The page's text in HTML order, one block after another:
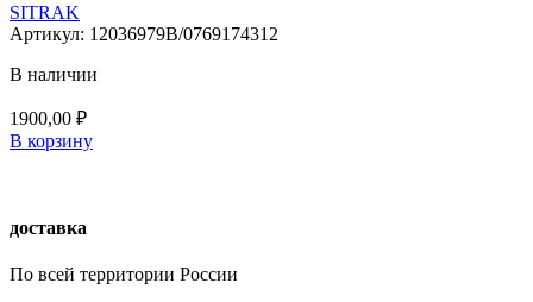
SITRAK
Артикул: 12036979B/0769174312
В наличии
1900,00 ₽
В корзину
доставка
По всей территории России